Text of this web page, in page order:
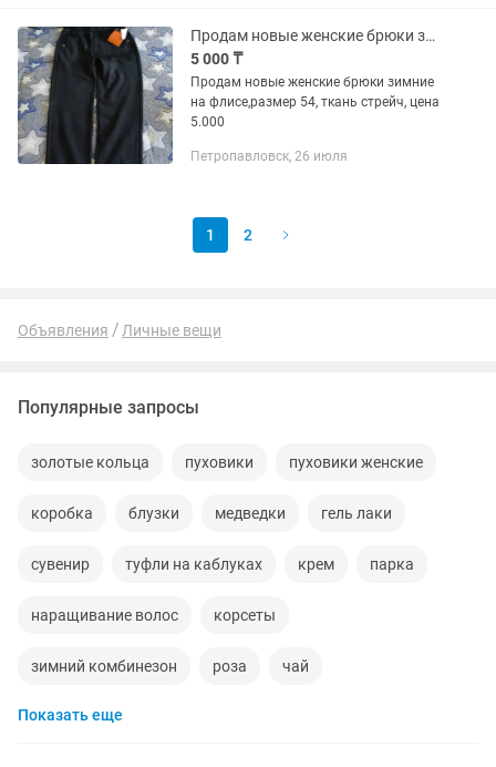
Продам новые женские брюки зимние
5 000 ₸
Продам новые женские брюки зимние
на флисе,размер 54, ткань стрейч, цена
5.000
Петропавловск, 26 июля
1 2
Объявления Личные вещи
Популярные запросы
золотые кольца пуховики пуховики женские
коробка блузки медведки гель лаки
сувенир туфли на каблуках крем парка
наращивание волос корсеты
зимний комбинезон роза чай
тональный крем
Показать еще